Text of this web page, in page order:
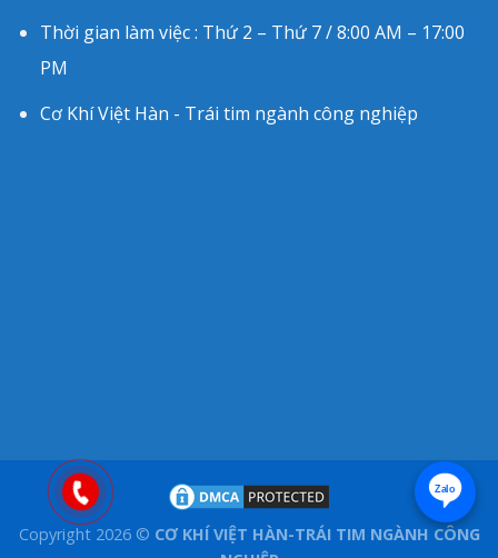
Thời gian làm việc : Thứ 2 – Thứ 7 / 8:00 AM – 17:00
PM
Cơ Khí Việt Hàn - Trái tim ngành công nghiệp
Copyright 2026 © CƠ KHÍ VIỆT HÀN-TRÁI TIM NGÀNH CÔNG
Zalo